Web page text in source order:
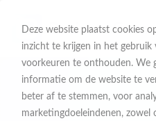
Deze website plaatst cookies
inzicht te krijgen in het gebruik
voorkeuren te onthouden. We
informatie om de website te
beter af te stemmen, voor
marketingdoeleindenen, zowel